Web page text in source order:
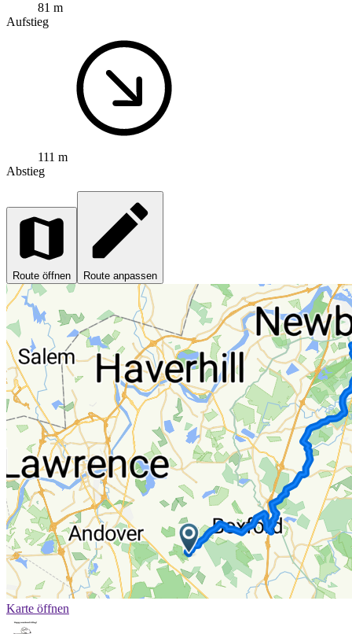
81 m
Aufstieg
111 m
Abstieg
Route öffnen Route anpassen
Karte öffnen